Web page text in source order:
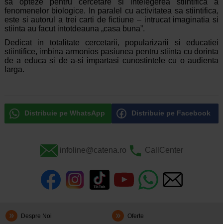
fenomenelor biologice. In paralel cu activitatea sa stiintifica,
este si autorul a trei carti de fictiune – intrucat imaginatia si
stiinta au facut intotdeauna „casa buna”.
Dedicat in totalitate cercetarii, popularizarii si educatiei
stiintifice, imbina armonios pasiunea pentru stiinta cu dorinta
de a educa si de a-si impartasi cunostintele cu o audienta
larga.
Distribuie pe WhatsApp Distribuie pe Facebook
infoline@catena.ro CallCenter
Despre Noi Oferte